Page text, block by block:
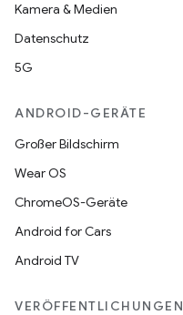
Kamera & Medien
Datenschutz
5G
ANDROID-GERÄTE
Großer Bildschirm
Wear OS
ChromeOS-Geräte
Android for Cars
Android TV
VERÖFFENTLICHUNGEN